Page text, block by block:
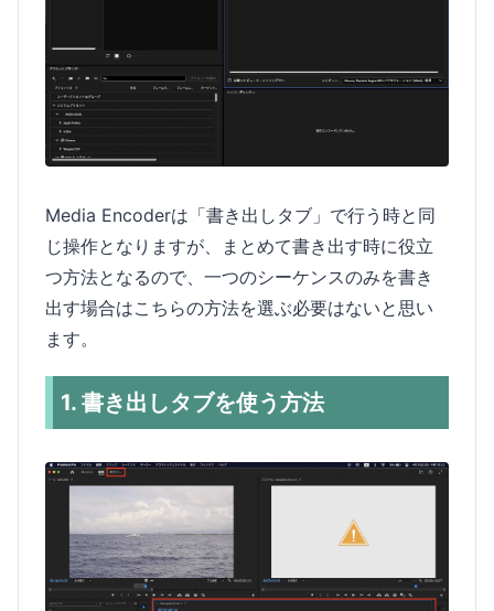
Media Encoderは「書き出しタブ」で行う時と同
じ操作となりますが、まとめて書き出す時に役立
つ方法となるので、一つのシーケンスのみを書き
出す場合はこちらの方法を選ぶ必要はないと思い
ます。
1. 書き出しタブを使う方法